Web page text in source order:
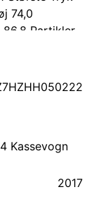
74,0
86,8 Partikler
El-ruder og
Reservehjul,
Armlæn på
nøgle,
med rude,
ZE7
Kassevogn
2017